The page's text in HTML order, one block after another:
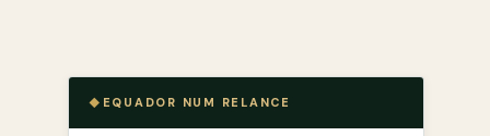
EQUADOR NUM RELANCE